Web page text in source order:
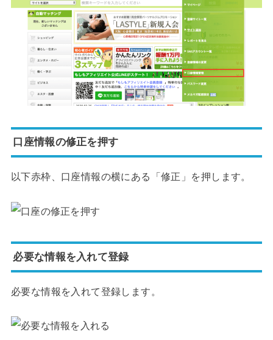
口座情報の修正を押す
以下赤枠、口座情報の横にある「修正」を押します。
必要な情報を入れて登録
必要な情報を入れて登録します。